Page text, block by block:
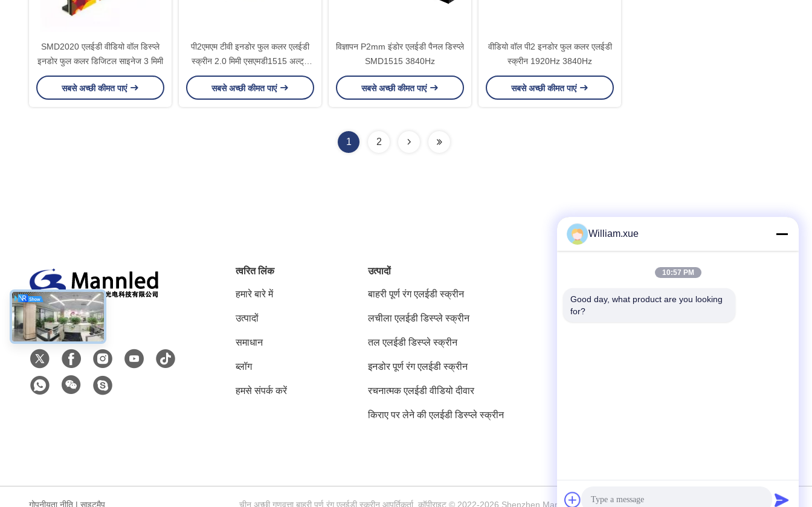
SMD2020 एलईडी वीडियो वॉल डिस्प्ले
इनडोर फुल कलर डिजिटल साइनेज 3 मिमी
सबसे अच्छी कीमत पाएं
पी2एमएम टीवी इनडोर फुल कलर एलईडी
स्क्रीन 2.0 मिमी एसएमडी1515 अल्ट्रा
थिन
सबसे अच्छी कीमत पाएं
विज्ञापन P2mm इंडोर एलईडी पैनल डिस्प्ले
SMD1515 3840Hz
सबसे अच्छी कीमत पाएं
वीडियो वॉल पी2 इनडोर फुल कलर एलईडी
स्क्रीन 1920Hz 3840Hz
सबसे अच्छी कीमत पाएं
1 2
सोशल मीडिया
त्वरित लिंक
हमारे बारे में
उत्पादों
समाधान
ब्लॉग
हमसे संपर्क करें
उत्पादों
बाहरी पूर्ण रंग एलईडी स्क्रीन
लचीला एलईडी डिस्प्ले स्क्रीन
तल एलईडी डिस्प्ले स्क्रीन
इनडोर पूर्ण रंग एलईडी स्क्रीन
रचनात्मक एलईडी वीडियो दीवार
किराए पर लेने की एलईडी डिस्प्ले स्क्रीन
टेलीफोन
गोपनीयता नीति | साइटमैप चीन अच्छी गुणवत्ता बाहरी पूर्ण रंग एलईडी स्क्रीन आपूर्तिकर्ता. कॉपीराइट © 2022-2026 Shenzhen Mannled Photoelectric Technology Co., Ltd सभी अधिकार सुरक्षित हैं।
William.xue
10:57 PM
Good day, what product are you looking
for?